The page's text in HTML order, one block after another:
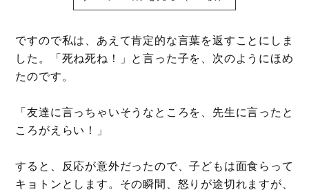
ですので私は、あえて肯定的な言葉を返すことにしま
した。「死ね死ね！」と言った子を、次のようにほめ
たのです。
「友達に言っちゃいそうなところを、先生に言ったと
ころがえらい！」
すると、反応が意外だったので、子どもは面食らって
キョトンとします。その瞬間、怒りが途切れますが、